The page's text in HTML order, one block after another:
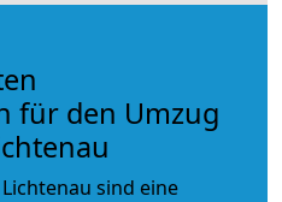
für den Umzug
sind eine